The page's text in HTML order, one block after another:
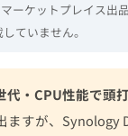
ーケットプレイス
ていません。
代・CPU性能で頭
ますが、Synology